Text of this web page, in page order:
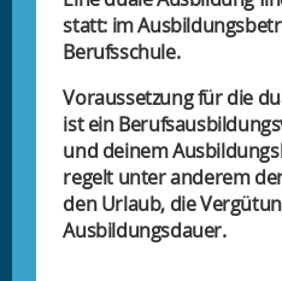
statt: im
Berufsschule.
Voraussetzung für die
ist ein
und deinem
regelt unter anderem
den Urlaub, die
Ausbildungsdauer.